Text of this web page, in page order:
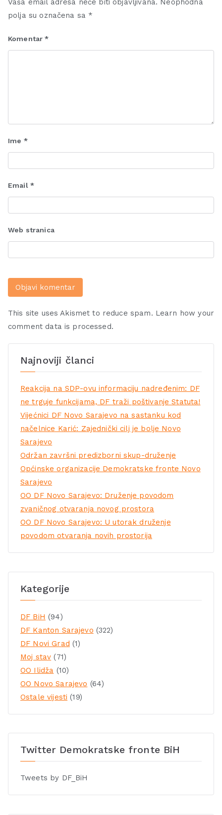
Vaša email adresa neće biti objavljivana. Neophodna
polja su označena sa *
Komentar*
Ime *
Email *
Web stranica
This site uses Akismet to reduce spam. Learn how your
comment data is processed.
Najnoviji članci
Reakcija na SDP-ovu informaciju nadređenim: DF
ne trguje funkcijama, DF traži poštivanje Statuta!
Vijećnici DF Novo Sarajevo na sastanku kod
načelnice Karić: Zajednički cilj je bolje Novo
Sarajevo
Održan završni predizborni skup-druženje
Općinske organizacije Demokratske fronte Novo
Sarajevo
OO DF Novo Sarajevo: Druženje povodom
zvaničnog otvaranja novog prostora
OO DF Novo Sarajevo: U utorak druženje
povodom otvaranja novih prostorija
Kategorije
DF BiH (94)
DF Kanton Sarajevo (322)
DF Novi Grad (1)
Moj stav (71)
OO Ilidža (10)
OO Novo Sarajevo (64)
Ostale vijesti (19)
Twitter Demokratske fronte BiH
Tweets by DF_BiH